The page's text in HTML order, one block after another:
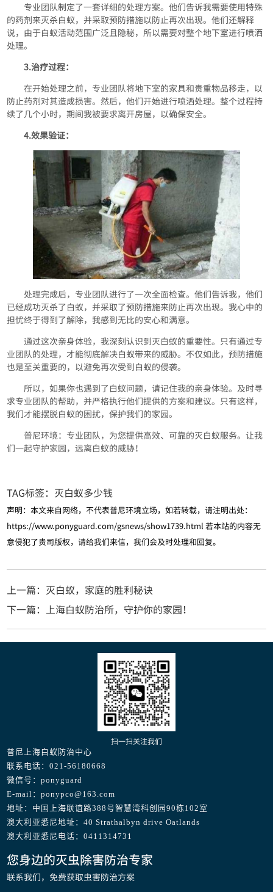
专业团队制定了一套详细的处理方案。他们告诉我需要使用特殊
的药剂来灭杀白蚁，并采取预防措施以防止再次出现。他们还解释
说，由于白蚁活动范围广泛且隐秘，所以需要对整个地下室进行喷洒
处理。
3.治疗过程：
在开始处理之前，专业团队将地下室的家具和贵重物品移走，以
防止药剂对其造成损害。然后，他们开始进行喷洒处理。整个过程持
续了几个小时，期间我被要求离开房屋，以确保安全。
4.效果验证：
处理完成后，专业团队进行了一次全面检查。他们告诉我，他们
已经成功灭杀了白蚁，并采取了预防措施来防止再次出现。我心中的
担忧终于得到了解除，我感到无比的安心和满意。
通过这次亲身体验，我深刻认识到灭白蚁的重要性。只有通过专
业团队的处理，才能彻底解决白蚁带来的威胁。不仅如此，预防措施
也是至关重要的，以避免再次受到白蚁的侵袭。
所以，如果你也遇到了白蚁问题，请记住我的亲身体验。及时寻
求专业团队的帮助，并严格执行他们提供的方案和建议。只有这样，
我们才能摆脱白蚁的困扰，保护我们的家园。
普尼环境：专业团队，为您提供高效、可靠的灭白蚁服务。让我
们一起守护家园，远离白蚁的威胁！
TAG标签： 灭白蚁多少钱
声明：本文来自网络，不代表普尼环境立场，如若转载，请注明出处：
https://www.ponyguard.com/gsnews/show1739.html 若本站的内容无
意侵犯了贵司版权，请给我们来信，我们会及时处理和回复。
上一篇：灭白蚁，家庭的胜利秘诀
下一篇：上海白蚁防治所，守护你的家园！
扫一扫关注我们
普尼上海白蚁防治中心
联系电话：021-56180668
微信号：ponyguard
E-mail：ponypco@163.com
地址：中国上海联谊路388号智慧湾科创园90栋102室
澳大利亚悉尼地址：40 Strathalbyn drive Oatlands
澳大利亚悉尼电话：0411314731
您身边的灭虫除害防治专家
联系我们，免费获取虫害防治方案